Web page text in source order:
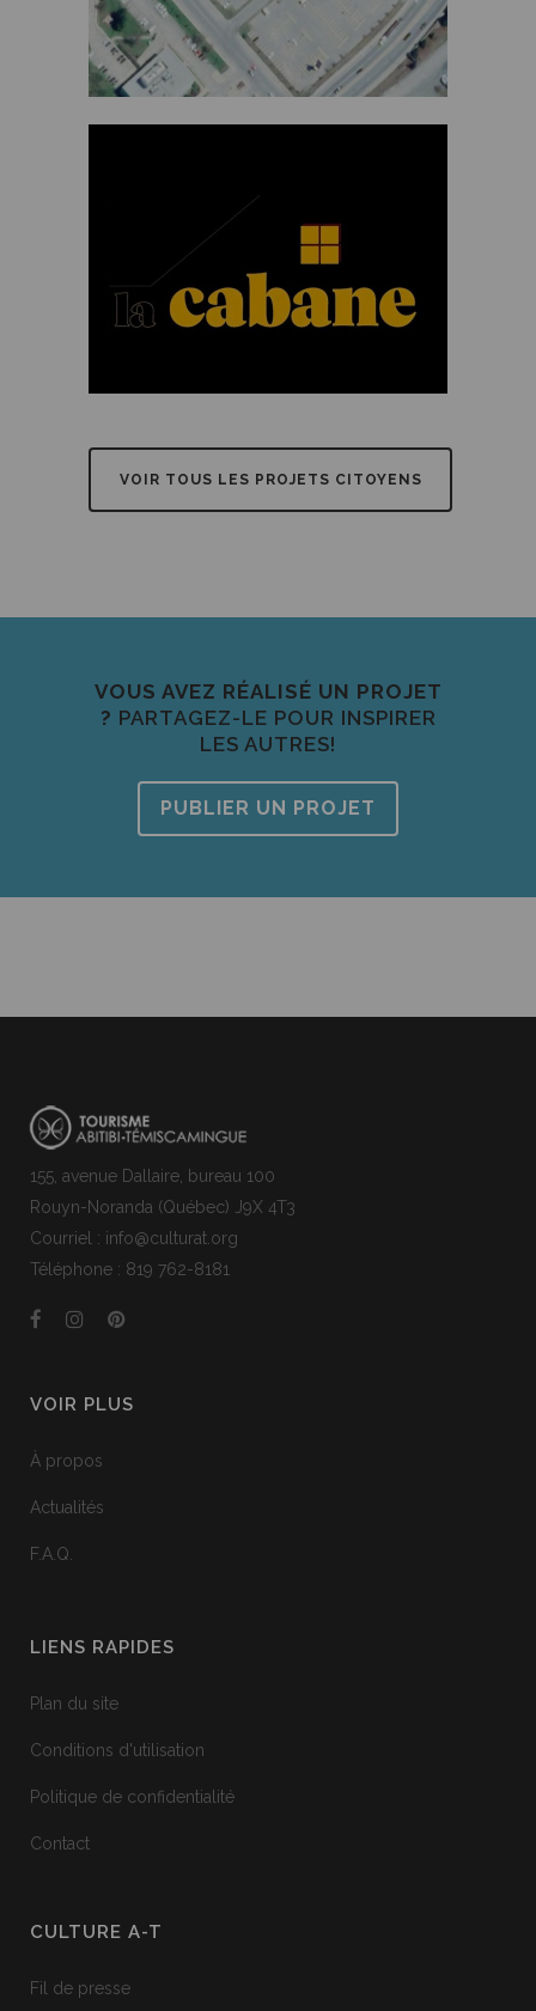
VOIR TOUS LES PROJETS CITOYENS
VOUS AVEZ RÉALISÉ UN PROJET
? PARTAGEZ-LE POUR INSPIRER
LES AUTRES!
PUBLIER UN PROJET
155, avenue Dallaire, bureau 100
Rouyn-Noranda (Québec) J9X 4T3
Courriel : info@culturat.org
Téléphone : 819 762-8181
VOIR PLUS
À propos
Actualités
F.A.Q.
LIENS RAPIDES
Plan du site
Conditions d'utilisation
Politique de confidentialité
Contact
CULTURE A-T
Fil de presse